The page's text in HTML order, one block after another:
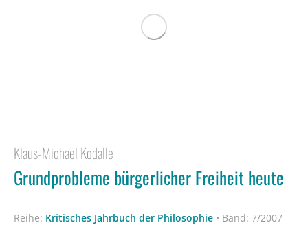
Klaus-Michael Kodalle
Grundprobleme bürgerlicher Freiheit heute
Reihe: Kritisches Jahrbuch der Philosophie • Band: 7/2007